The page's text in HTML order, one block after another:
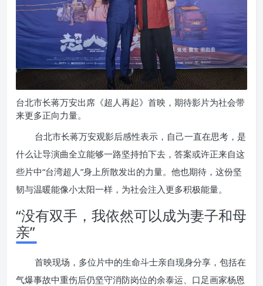
台北市长蒋万安出席《超人再起》首映，期待影片为社会带
来更多正向力量。
台北市长蒋万安观影后感性表示，自己一直在思考，是
什么让导演曲全立能够一路坚持拍下去，答案或许正来自这
些片中“台湾超人”身上所散发出的力量。他也期待，这份坚
韧与温暖能像小太阳一样，为社会注入更多积极能量。
“没有双手，我依然可以成为妻子和母
亲”
首映现场，多位片中的生命斗士亲自现身分享，包括在
气爆事故中重伤后仍坚守消防岗位的余泰运、口足画家杨恩